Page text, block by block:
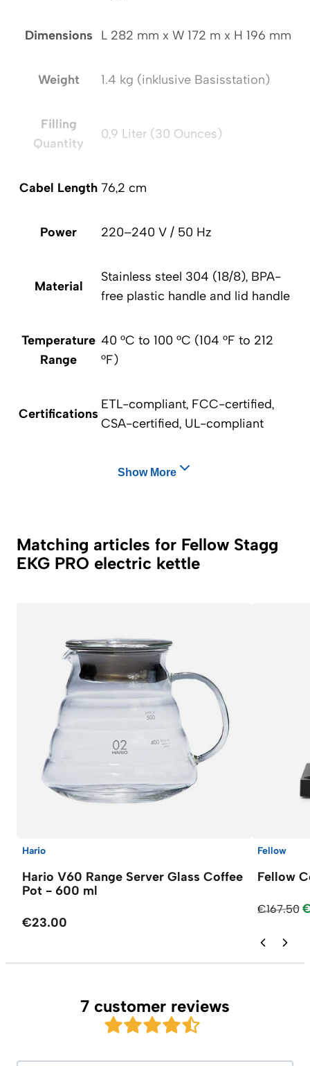
Dimensions L 282 mm x W 172 m x H 196 mm
Weight 1.4 kg (inklusive Basisstation)
Filling
Quantity
0,9 Liter (30 Ounces)
Cabel Length 76,2 cm
Power 220–240 V / 50 Hz
Material
Stainless steel 304 (18/8), BPA-
free plastic handle and lid handle
Temperature
Range
40 °C to 100 °C (104 °F to 212
°F)
Certifications
ETL-compliant, FCC-certified,
CSA-certified, UL-compliant
Show More
Matching articles for Fellow Stagg
EKG PRO electric kettle
Hario
Hario V60 Range Server Glass Coffee
Pot - 600 ml
€23.00
Fellow
Fellow
€167.50
7 customer reviews